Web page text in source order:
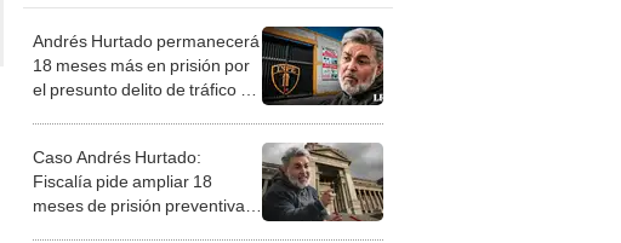
Andrés Hurtado permanecerá
18 meses más en prisión por
el presunto delito de tráfico de
Caso Andrés Hurtado:
Fiscalía pide ampliar 18
meses de prisión preventiva